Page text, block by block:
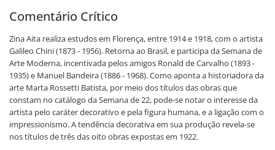
Comentário Crítico
Zina Aita realiza estudos em Florença, entre 1914 e 1918, com o artista
Galileo Chini (1873 - 1956). Retorna ao Brasil, e participa da Semana de
Arte Moderna, incentivada pelos amigos Ronald de Carvalho (1893 -
1935) e Manuel Bandeira (1886 - 1968). Como aponta a historiadora da
arte Marta Rossetti Batista, por meio dos títulos das obras que
constam no catálogo da Semana de 22, pode-se notar o interesse da
artista pelo caráter decorativo e pela figura humana, e a ligação com o
impressionismo. A tendência decorativa em sua produção revela-se
nos títulos de três das oito obras expostas em 1922.